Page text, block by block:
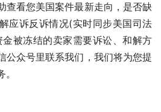
查看您美国案件最新走向，是否缺
应诉反诉情况(实时同步美国司法
被冻结的卖家需要诉讼、和解方
公众号里联系我们，我们将为您提